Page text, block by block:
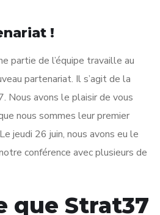
!
partie de l’équipe travaille au
partenariat. Il s’agit de la
Nous avons le plaisir de vous
nous sommes leur premier
jeudi 26 juin, nous avons eu le
conférence avec plusieurs de
que Strat37